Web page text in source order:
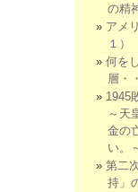
の精
アメ
１）
何を
層・
1945
～天
金の
い。
第二
持」